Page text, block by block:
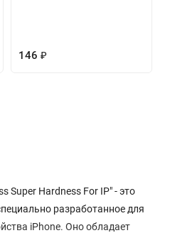
146 ₽
Super Hardness For IP" - это
разработанное для
iPhone. Оно обладает